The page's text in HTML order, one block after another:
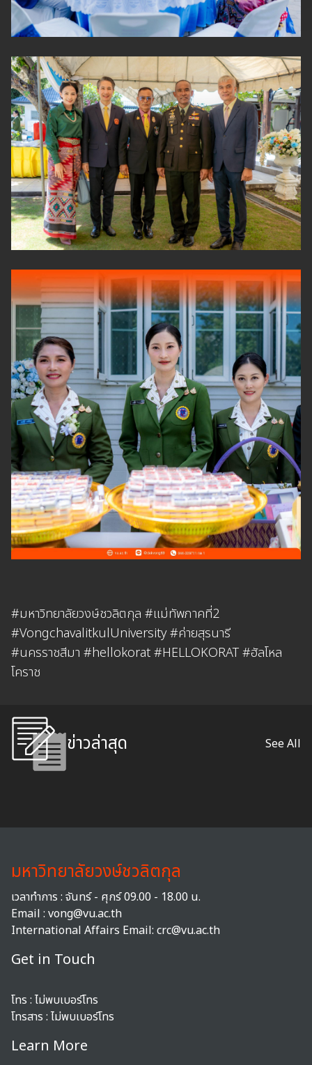
#มหาวิทยาลัยวงษ์ชวลิตกุล #แม่ทัพภาคที่2
#VongchavalitkulUniversity#ค่ายสุรนารี
#นครราชสีมา #hellokorat#HELLOKORAT#ฮัลโหล
โคราช
ข่าวล่าสุด See All
มหาวิทยาลัยวงษ์ชวลิตกุล
เวลาทำการ : จันทร์ - ศุกร์ 09.00 - 18.00 น.
Email : vong@vu.ac.th
International Affairs Email: crc@vu.ac.th
Get in Touch
โทร : ไม่พบเบอร์โทร
โทรสาร : ไม่พบเบอร์โทร
Learn More